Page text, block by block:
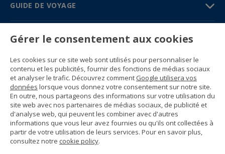
GUIDE DE VOYAGE
PARTENAIRES
Contactez-nous
Prix et brochures
(+34) 91 594 37 76
Gustavo Fernández Balbuena, 11
28002 Madrid, Spain
Sitemap
Conditions générales
Politique de confidentialité
Politique de cookies d’Enforex
Gérer le consentement aux cookies
Les cookies sur ce site web sont utilisés pour personnaliser le
contenu et les publicités, fournir des fonctions de médias sociaux
et analyser le trafic. Découvrez comment Google utilisera vos
données lorsque vous donnez votre consentement sur notre site.
En outre, nous partageons des informations sur votre utilisation du
site web avec nos partenaires de médias sociaux, de publicité et
d'analyse web, qui peuvent les combiner avec d'autres
informations que vous leur avez fournies ou qu'ils ont collectées à
partir de votre utilisation de leurs services. Pour en savoir plus,
consultez notre cookie policy.